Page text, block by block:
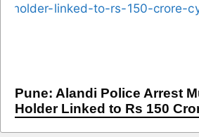
Pune: Alandi Police Arrest
Holder Linked to Rs 150